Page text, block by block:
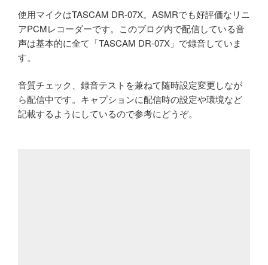
使用マイクはTASCAM DR-07X。ASMRでも好評価なリニ
アPCMレコーダーです。このブログ内で配信している音
声は基本的に全て「TASCAM DR-07X」で録音していま
す。
音質チェック、録音テストを兼ねて随時設定変更しなが
ら配信中です。キャプションに配信時の設定や環境など
記載するようにしているので参考にどうぞ。